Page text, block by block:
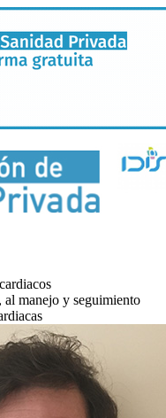
al manejo y seguimiento